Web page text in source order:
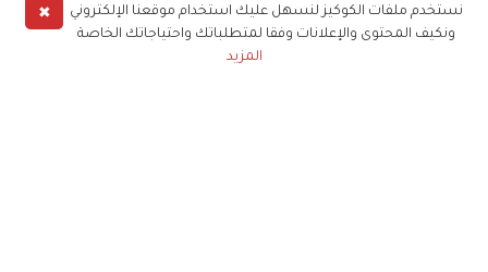
✖
نستخدم ملفات الكوكيز لنسهل عليك استخدام موقعنا الإلكتروني
ونكيف المحتوى والإعلانات وفقا لمتطلباتك واحتياجاتك الخاصة
المزيد